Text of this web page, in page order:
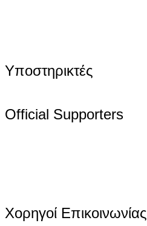
Υποστηρικτές
Official Supporters
Χορηγοί Επικοινωνίας